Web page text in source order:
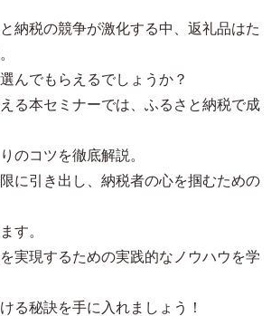
納税の競争が激化する中、返礼品はた
んでもらえるでしょうか？
る本セミナーでは、ふるさと納税で成
のコツを徹底解説。
に引き出し、納税者の心を掴むための
す。
実現するための実践的なノウハウを学
る秘訣を手に入れましょう！